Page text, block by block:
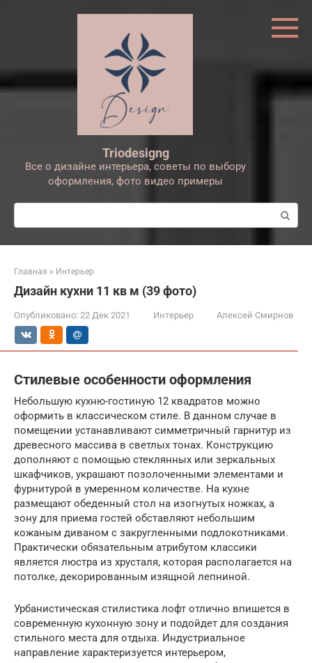
Triodesigng
Все о дизайне интерьера, советы по выбору
оформления, фото видео примеры
Поиск:
Главная » Интерьер
Дизайн кухни 11 кв м (39 фото)
Опубликовано: 22 Дек 2021 Интерьер Алексей Смирнов
Стилевые особенности оформления
Небольшую кухню-гостиную 12 квадратов можно
оформить в классическом стиле. В данном случае в
помещении устанавливают симметричный гарнитур из
древесного массива в светлых тонах. Конструкцию
дополняют с помощью стеклянных или зеркальных
шкафчиков, украшают позолоченными элементами и
фурнитурой в умеренном количестве. На кухне
размещают обеденный стол на изогнутых ножках, а
зону для приема гостей обставляют небольшим
кожаным диваном с закругленными подлокотниками.
Практически обязательным атрибутом классики
является люстра из хрусталя, которая располагается на
потолке, декорированным изящной лепниной.
Урбанистическая стилистика лофт отлично впишется в
современную кухонную зону и подойдет для создания
стильного места для отдыха. Индустриальное
направление характеризуется интерьером,